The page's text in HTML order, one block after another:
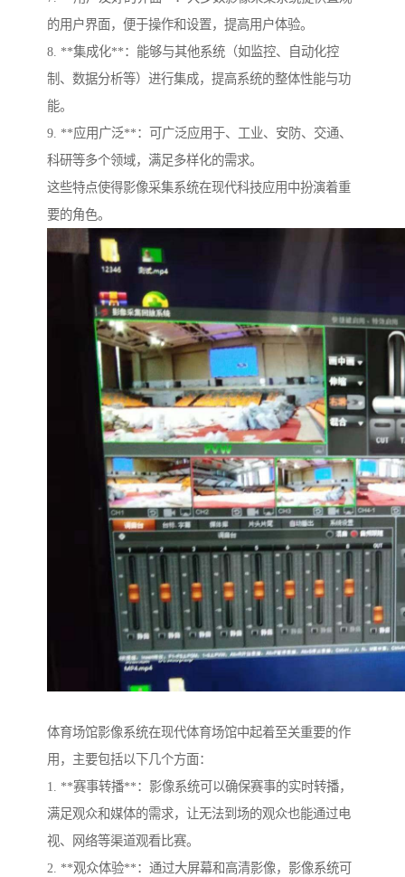
的用户界面，便于操作和设置，提高用户体验。
8. **集成化**：能够与其他系统（如监控、自动化控
制、数据分析等）进行集成，提高系统的整体性能与功
能。
9. **应用广泛**：可广泛应用于、工业、安防、交通、
科研等多个领域，满足多样化的需求。
这些特点使得影像采集系统在现代科技应用中扮演着重
要的角色。
体育场馆影像系统在现代体育场馆中起着至关重要的作
用，主要包括以下几个方面：
1. **赛事转播**：影像系统可以确保赛事的实时转播，
满足观众和媒体的需求，让无法到场的观众也能通过电
视、网络等渠道观看比赛。
2. **观众体验**：通过大屏幕和高清影像，影像系统可